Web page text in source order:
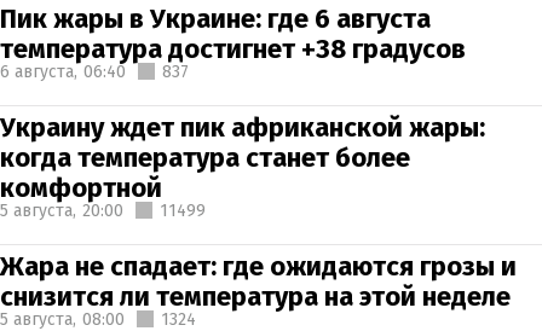
Пик жары в Украине: где 6 августа
температура достигнет +38 градусов
6 августа, 06:40 837
Украину ждет пик африканской жары:
когда температура станет более
комфортной
5 августа, 20:00 11499
Жара не спадает: где ожидаются грозы и
снизится ли температура на этой неделе
5 августа, 08:00 1324